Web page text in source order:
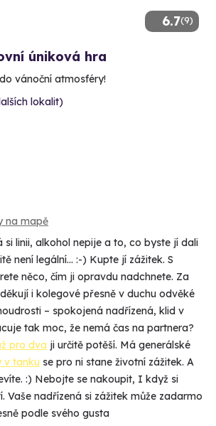
6.7(9)
úniková hra
vánoční atmosféry!
lokalit)
na mapě
si linii, alkohol nepije a to, co byste jí dali
není legální... :-) Kupte jí zážitek. S
něco, čím ji opravdu nadchnete. Za
i kolegové přesně v duchu odvěké
– spokojená nadřízená, klid v
tak moc, že nemá čas na partnera?
pro dva ji určitě potěší. Má generálské
v tanku se pro ni stane životní zážitek. A
:) Nebojte se nakoupit, I když si
Vaše nadřízená si zážitek může zadarmo
podle svého gusta